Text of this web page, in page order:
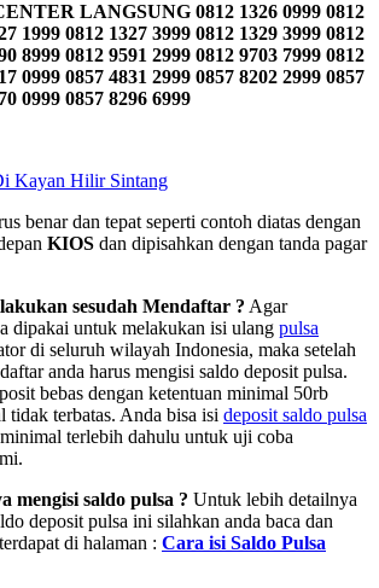
LANGSUNG 0812 1326 0999 0812
1999 0812 1327 3999 0812 1329 3999 0812
8999 0812 9591 2999 0812 9703 7999 0812
0999 0857 4831 2999 0857 8202 2999 0857
0999 0857 8296 6999
Kayan Hilir Sintang
benar dan tepat seperti contoh diatas dengan
KIOS dan dipisahkan dengan tanda pagar
sesudah Mendaftar ? Agar
dipakai untuk melakukan isi ulang pulsa
di seluruh wilayah Indonesia, maka setelah
anda harus mengisi saldo deposit pulsa.
bebas dengan ketentuan minimal 50rb
tidak terbatas. Anda bisa isi deposit saldo pulsa
terlebih dahulu untuk uji coba
mengisi saldo pulsa ? Untuk lebih detailnya
deposit pulsa ini silahkan anda baca dan
di halaman : Cara isi Saldo Pulsa